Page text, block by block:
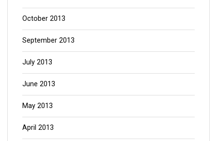
October 2013
September 2013
July 2013
June 2013
May 2013
April 2013